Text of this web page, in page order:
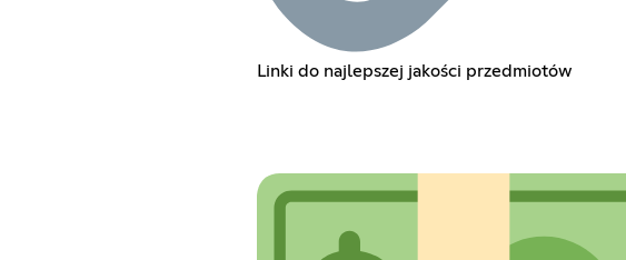
Linki do najlepszej jakości przedmiotów